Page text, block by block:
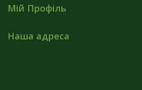
Мій Профіль
Наша адреса